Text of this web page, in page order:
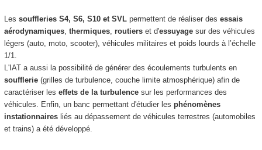
Les souffleries S4, S6, S10 et SVLpermettent de réaliser des essais
aérodynamiques, thermiques, routiers et d'essuyagesur des véhicules
légers (auto, moto, scooter), véhicules militaires et poids lourds à l’échelle
1/1.
L'IAT a aussi la possibilité de générer des écoulements turbulents en
soufflerie(grilles de turbulence, couche limite atmosphérique) afin de
caractériser les effets de la turbulencesur les performances des
véhicules. Enfin, un banc permettant d'étudier les phénomènes
instationnairesliés au dépassement de véhicules terrestres (automobiles
et trains) a été développé.